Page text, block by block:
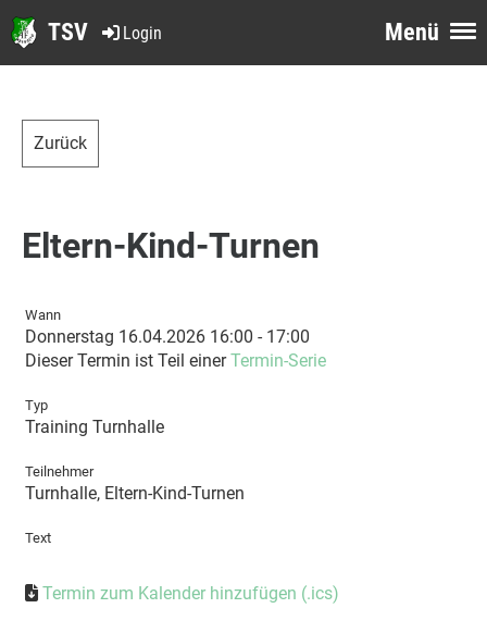
Menü
Login
TSV
Zurück
Eltern-Kind-Turnen
Wann
Donnerstag 16.04.2026 16:00 - 17:00
Dieser Termin ist Teil einerTermin-Serie
Typ
Training Turnhalle
Teilnehmer
Turnhalle, Eltern-Kind-Turnen
Text
Termin zum Kalender hinzufügen (.ics)